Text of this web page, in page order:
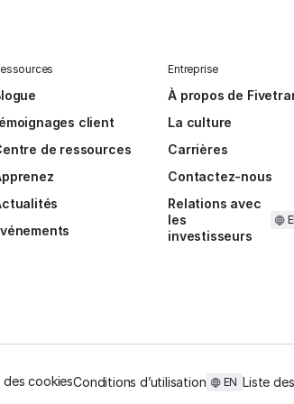
client
de ressources
Entreprise
À propos de
La culture
Carrières
Contactez-nous
Relations avec
les
investisseurs
des cookiesConditions d’utilisation EN Liste